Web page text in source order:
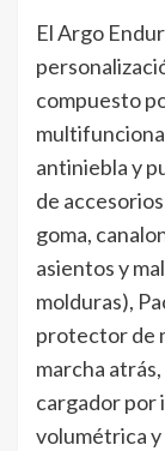
El Argo
compuesto
antiniebla y
de
goma,
asientos y
molduras),
protector de
marcha
cargador por
volumétrica